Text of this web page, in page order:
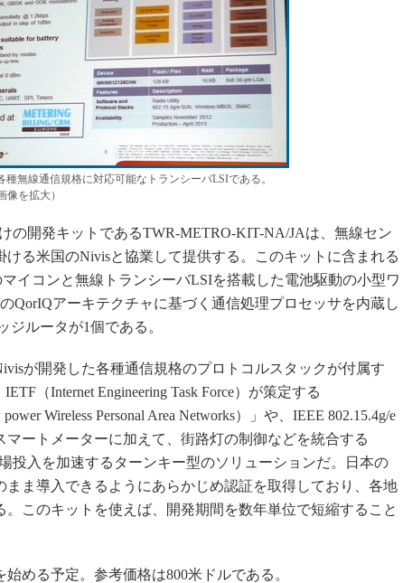
種無線通信規格に対応可能なトランシーバLSIである。
像を拡大）
開発キットであるTWR-METRO-KIT-NA/JAは、無線セン
る米国のNivisと協業して提供する。このキットに含まれる
マイコンと無線トランシーバLSIを搭載した電池駆動の小型ワ
QorIQアーキテクチャに基づく通信処理プロセッサを内蔵し
ジルータが1個である。
が開発した各種通信規格のプロトコルスタックが付属す
（Internet Engineering Task Force）が策定する
Wireless Personal Area Networks）」や、IEEE 802.15.4g/e
マートメーターに加えて、街路灯の制御などを統合する
投入を加速するターンキー型のソリューションだ。日本の
まま導入できるようにあらかじめ認証を取得しており、各地
このキットを使えば、開発期間を数年単位で短縮すること
める予定。参考価格は800米ドルである。